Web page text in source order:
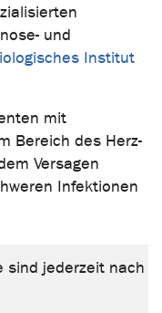
und
Institut
mit
Bereich des Herz-
Versagen
Infektionen
sind jederzeit nach